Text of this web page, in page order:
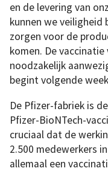
en de levering van
kunnen we veiligheid
zorgen voor de
komen. De
noodzakelijk
begint volgende
De Pfizer-fabriek is
Pfizer-BioNTech-
cruciaal dat de
2.500 medewerkers
allemaal een